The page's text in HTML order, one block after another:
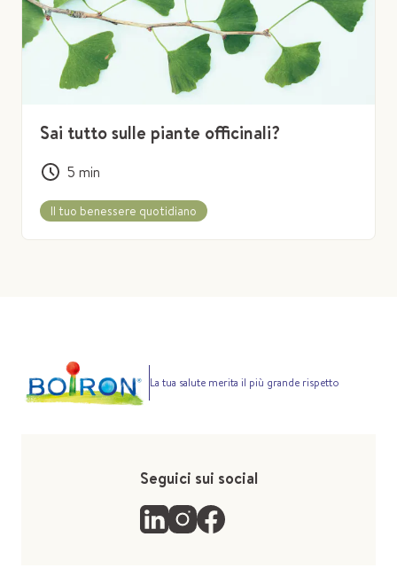
Sai tutto sulle piante officinali?
5 min
Il tuo benessere quotidiano
La tua salute merita il più grande rispetto
Seguici sui social